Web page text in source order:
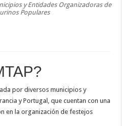
y Entidades Organizadoras de
Populares
por diversos municipios y
y Portugal, que cuentan con una
en la organización de festejos